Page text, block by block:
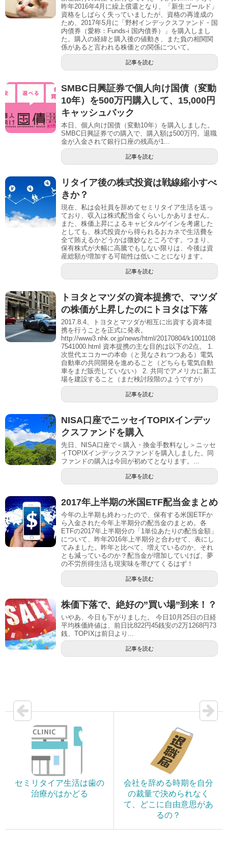
昨年2016年4月に繰上償還となり、「新生ゴールド」
資格をしばらく失っていましたが、資格の再達成の
ため、2017年5月に「野村インデックスファンド・国
内債券（愛称：Funds-i 国内債券）」を購入しまし
た。購入の経緯と購入後の値動き、また負の相関関
係があると言われる株価との関係について。
記事を読む
SMBC日興証券で個人向け国債（変動
10年）を500万円購入して、15,000円
キャッシュバック
本日、個人向け国債（変動10年）を購入しました。
SMBC日興証券での購入で、購入額は500万円。退職
金が入金されて銀行口座の残高が1...
記事を読む
リタイア後の株式投資は戦線縮小すべ
きか？
現在、私は会社員を辞めてセミリタイア生活を送っ
ており、収入は株式配当金くらいしかありません。
また、株価上昇によるキャピタルゲインを考慮した
としても、株式投資から得られるおカネで生活費を
全て賄えるかどうかは微妙なところです。つまり、
保有株式が大幅に高騰でもしない限りは、今後は資
産総額が増加する可能性は低いことになります。
記事を読む
トヨタとマツダの資本提携で、マツダ
の株価が上昇したのにトヨタは下落
2017.8.4、トヨタとマツダが相互に出資する資本提
携を行うことを正式に発表。
http://www3.nhk.or.jp/news/html/20170804/k1001108
7541000.html 資本提携の主な目的は以下の2点。 1.
次世代エコカーの本命（と見なされつつある）電気
自動車の共同開発を進めること（どちらも電気自動
車をまだ販売していない） 2. 共同でアメリカに新工
場を建設すること（まだ検討段階のようですが）
記事を読む
NISA口座でニッセイTOPIXインデッ
クスファンドを購入
先日、NISA口座で＜購入・換金手数料なし＞ニッセ
イTOPIXインデックスファンドを購入しました。同
ファンドの購入は今回が初めてとなります。...
記事を読む
2017年上半期の米国ETF配当金まとめ
今年の上半期も終わったので、保有する米国ETFか
ら入金された今年上半期分の配当金のまとめ。各
ETFの2017年上半期分の「1単位あたりの配当金額」
について、昨年2016年上半期分と合わせて、表にし
てみました。昨年と比べて、増えているのか、それ
とも減っているのか？配当金が増加していけば、夢
の不労所得生活も現実味を帯びてくるはず！
記事を読む
株価下落で、絶好の”買い場”到来！？
いやあ、今日も下がりました。 今日10月25日の日経
平均株価終値は、前日比822円45銭安の2万1268円73
銭、TOPIXは前日より...
記事を読む
セミリタイア生活は歯の
治療がはかどる
会社を辞める時期を自分
の裁量で決められなく
て、どこに自由意思があ
るの？